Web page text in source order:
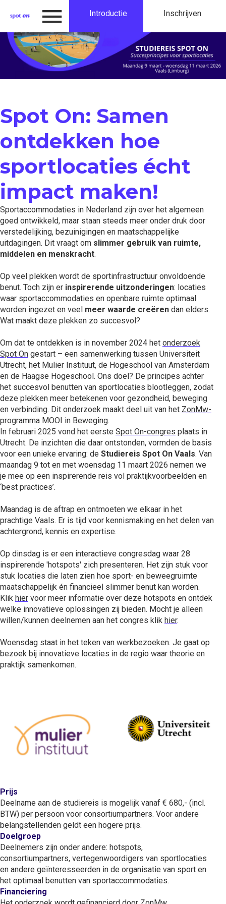
Programma
Introductie Inschrijven
Spot On: Samen
ontdekken hoe
sportlocaties écht
impact maken!
Sportaccommodaties in Nederland zijn over het algemeen
goed ontwikkeld, maar staan steeds meer onder druk door
verstedelijking, bezuinigingen en maatschappelijke
uitdagingen. Dit vraagt om slimmer gebruik van ruimte,
middelen en menskracht.
Op veel plekken wordt de sportinfrastructuur onvoldoende
benut. Toch zijn er inspirerende uitzonderingen: locaties
waar sportaccommodaties en openbare ruimte optimaal
worden ingezet en veel meer waarde creëren dan elders.
Wat maakt deze plekken zo succesvol?
Om dat te ontdekken is in november 2024 het onderzoek
Spot On gestart – een samenwerking tussen Universiteit
Utrecht, het Mulier Instituut, de Hogeschool van Amsterdam
en de Haagse Hogeschool. Ons doel? De principes achter
het succesvol benutten van sportlocaties blootleggen, zodat
deze plekken meer betekenen voor gezondheid, beweging
en verbinding. Dit onderzoek maakt deel uit van het ZonMw-
programma MOOI in Beweging.
In februari 2025 vond het eerste Spot On-congres plaats in
Utrecht. De inzichten die daar ontstonden, vormden de basis
voor een unieke ervaring: de Studiereis Spot On Vaals. Van
maandag 9 tot en met woensdag 11 maart 2026 nemen we
je mee op een inspirerende reis vol praktijkvoorbeelden en
‘best practices’.
Maandag is de aftrap en ontmoeten we elkaar in het
prachtige Vaals. Er is tijd voor kennismaking en het delen van
achtergrond, kennis en expertise.
Op dinsdag is er een interactieve congresdag waar 28
inspirerende 'hotspots' zich presenteren. Het zijn stuk voor
stuk locaties die laten zien hoe sport- en beweegruimte
maatschappelijk én financieel slimmer benut kan worden.
Klik hier voor meer informatie over deze hotspots en ontdek
welke innovatieve oplossingen zij bieden. Mocht je alleen
willen/kunnen deelnemen aan het congres klik hier.
Woensdag staat in het teken van werkbezoeken. Je gaat op
bezoek bij innovatieve locaties in de regio waar theorie en
praktijk samenkomen.
Prijs
Deelname aan de studiereis is mogelijk vanaf € 680,- (incl.
BTW) per persoon voor consortiumpartners. Voor andere
belangstellenden geldt een hogere prijs.
Doelgroep
Deelnemers zijn onder andere: hotspots,
consortiumpartners, vertegenwoordigers van sportlocaties
en andere geïnteresseerden in de organisatie van sport en
het optimaal benutten van sportaccommodaties.
Financiering